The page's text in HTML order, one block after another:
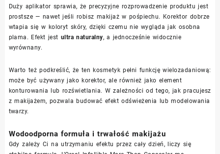
Duży aplikator sprawia, że precyzyjne rozprowadzenie produktu jest
prostsze — nawet jeśli robisz makijaż w pośpiechu. Korektor dobrze
wtapia się w koloryt skóry, dzięki czemu nie wygląda jak osobna
plama. Efekt jest ultra naturalny, a jednocześnie widocznie
wyrównany.
Warto też podkreślić, że ten kosmetyk pełni funkcję wielozadaniową:
może być używany jako korektor, ale również jako element
konturowania lub rozświetlania. W zależności od tego, jak pracujesz
z makijażem, pozwala budować efekt odświeżenia lub modelowania
twarzy.
Wodoodporna formuła i trwałość makijażu
Gdy zależy Ci na utrzymaniu efektu przez cały dzień, liczy się